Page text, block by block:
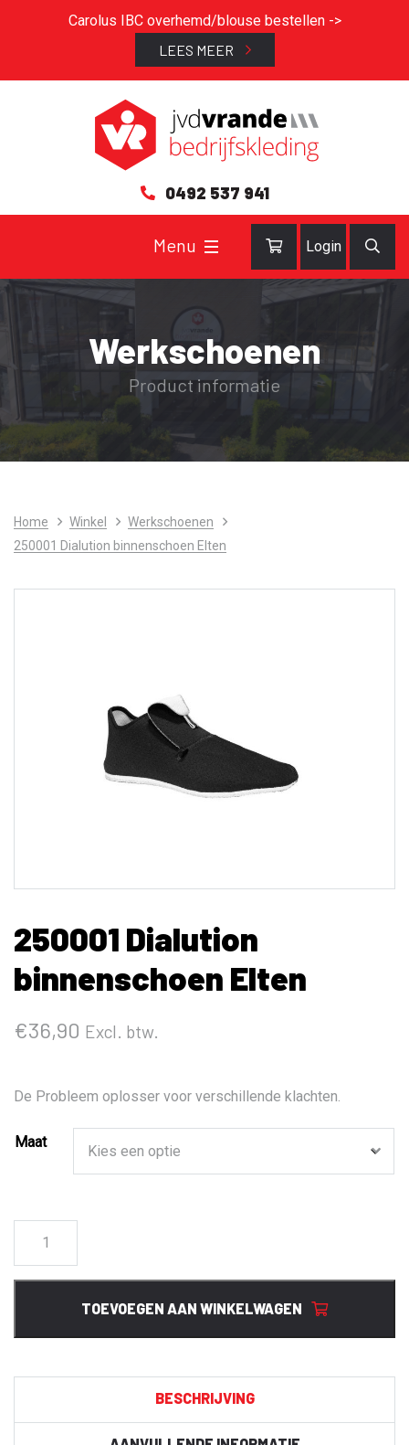
Carolus IBC overhemd/blouse bestellen ->
LEES MEER
0492 537 941
Login
Werkschoenen
Product informatie
Home Winkel
Werkschoenen
250001 Dialution binnenschoen Elten
250001 Dialution
binnenschoen Elten
€36,90 Excl. btw.
De Probleem oplosser voor verschillende klachten.
Maat
Dialution
binnenschoen
TOEVOEGEN AAN WINKELWAGEN
BESCHRIJVING